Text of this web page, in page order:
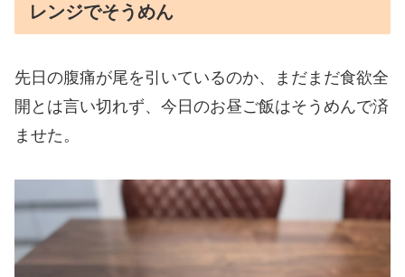
レンジでそうめん
先日の腹痛が尾を引いているのか、まだまだ食欲全
開とは言い切れず、今日のお昼ご飯はそうめんで済
ませた。